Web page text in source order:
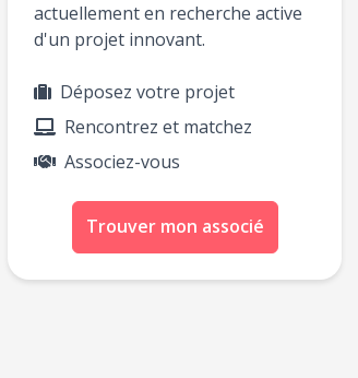
actuellement en recherche active
d'un projet innovant.
Déposez votre projet
Rencontrez et matchez
Associez-vous
Trouver mon associé